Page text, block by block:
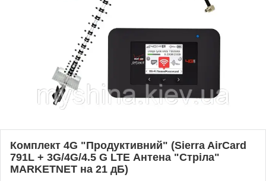
Комплект 4G "Продуктивний" (Sierra AirCard
791L + 3G/4G/4.5 G LTE Антена "Стріла"
MARKETNET на 21 дБ)